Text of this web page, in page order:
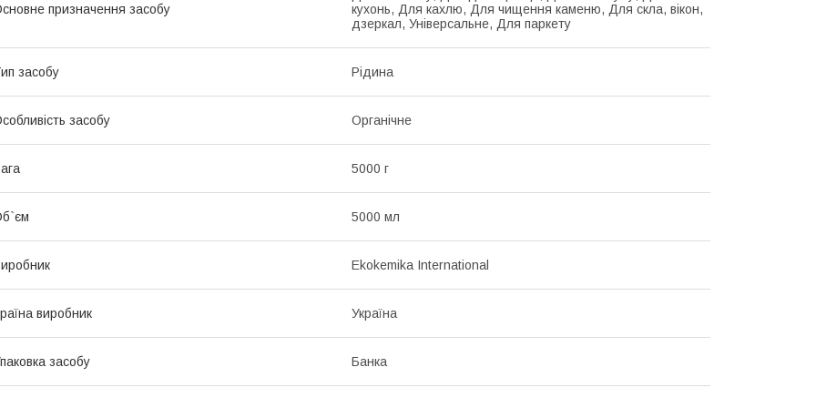
призначення засобу
кухонь, Для кахлю, Для чищення каменю, Для скла, вікон,
дзеркал, Універсальне, Для паркету
засобу Рідина
засобу Органічне
5000 г
5000 мл
Ekokemika International
виробник Україна
засобу Банка